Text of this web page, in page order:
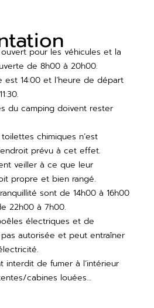
pour les véhicules et la
de 8h00 à 20h00.
est 14:00 et l’heure de départ
du camping doivent rester
chimiques n’est
prévu à cet effet.
veiller à ce que leur
propre et bien rangé.
sont de 14h00 à 16h00
22h00 à 7h00.
électriques et de
pas autorisée et peut entraîner
interdit de fumer à l’intérieur
cabines louées…